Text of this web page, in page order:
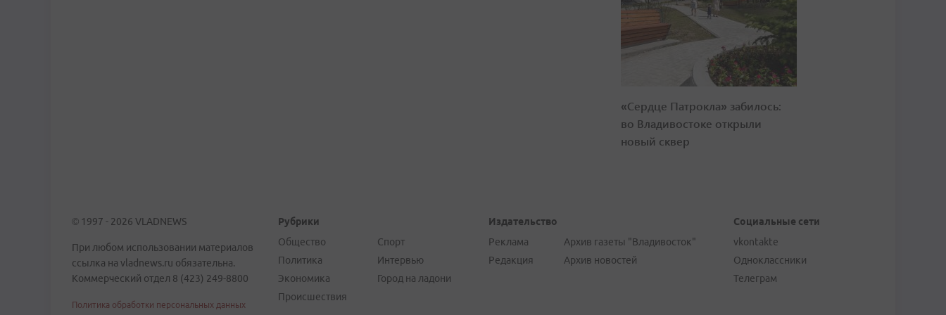
«Сердце Патрокла» забилось:
во Владивостоке открыли
новый сквер
© 1997 - 2026 VLADNEWS
При любом использовании материалов
ссылка на vladnews.ru обязательна.
Коммерческий отдел 8 (423) 249-8800
Политика обработки персональных данных
Рубрики
Общество
Политика
Экономика
Происшествия
Спорт
Интервью
Город на ладони
Издательство
Реклама
Редакция
Архив газеты "Владивосток"
Архив новостей
Социальные сети
vkontakte
Одноклассники
Телеграм